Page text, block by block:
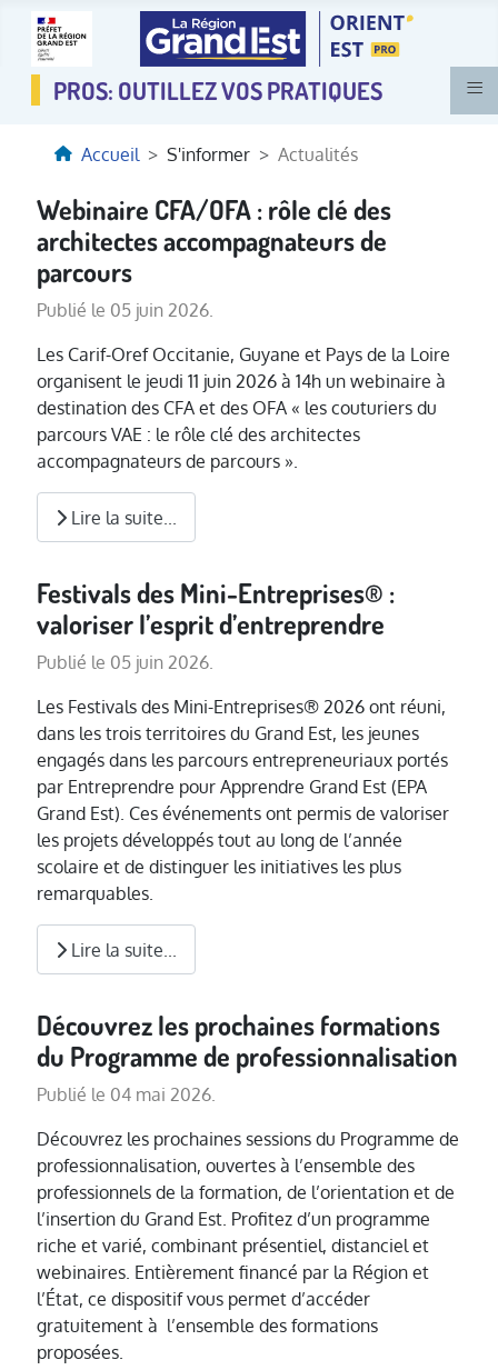
Accueil S'informer Actualités
Webinaire CFA/OFA : rôle clé des
architectes accompagnateurs de
parcours
Publié le 05 juin 2026.
Les Carif-Oref Occitanie, Guyane et Pays de la Loire
organisent le jeudi 11 juin 2026 à 14h un webinaire à
destination des CFA et des OFA « les couturiers du
parcours VAE : le rôle clé des architectes
accompagnateurs de parcours ».
Lire la suite...
Festivals des Mini-Entreprises® :
valoriser l’esprit d’entreprendre
Publié le 05 juin 2026.
Les Festivals des Mini-Entreprises® 2026 ont réuni,
dans les trois territoires du Grand Est, les jeunes
engagés dans les parcours entrepreneuriaux portés
par Entreprendre pour Apprendre Grand Est (EPA
Grand Est). Ces événements ont permis de valoriser
les projets développés tout au long de l’année
scolaire et de distinguer les initiatives les plus
remarquables.
Lire la suite...
Découvrez les prochaines formations
du Programme de professionnalisation
Publié le 04 mai 2026.
Découvrez les prochaines sessions du Programme de
professionnalisation, ouvertes à l’ensemble des
professionnels de la formation, de l’orientation et de
l’insertion du Grand Est. Profitez d’un programme
riche et varié, combinant présentiel, distanciel et
webinaires. Entièrement financé par la Région et
l’État, ce dispositif vous permet d’accéder
gratuitement à l’ensemble des formations
proposées.
≡